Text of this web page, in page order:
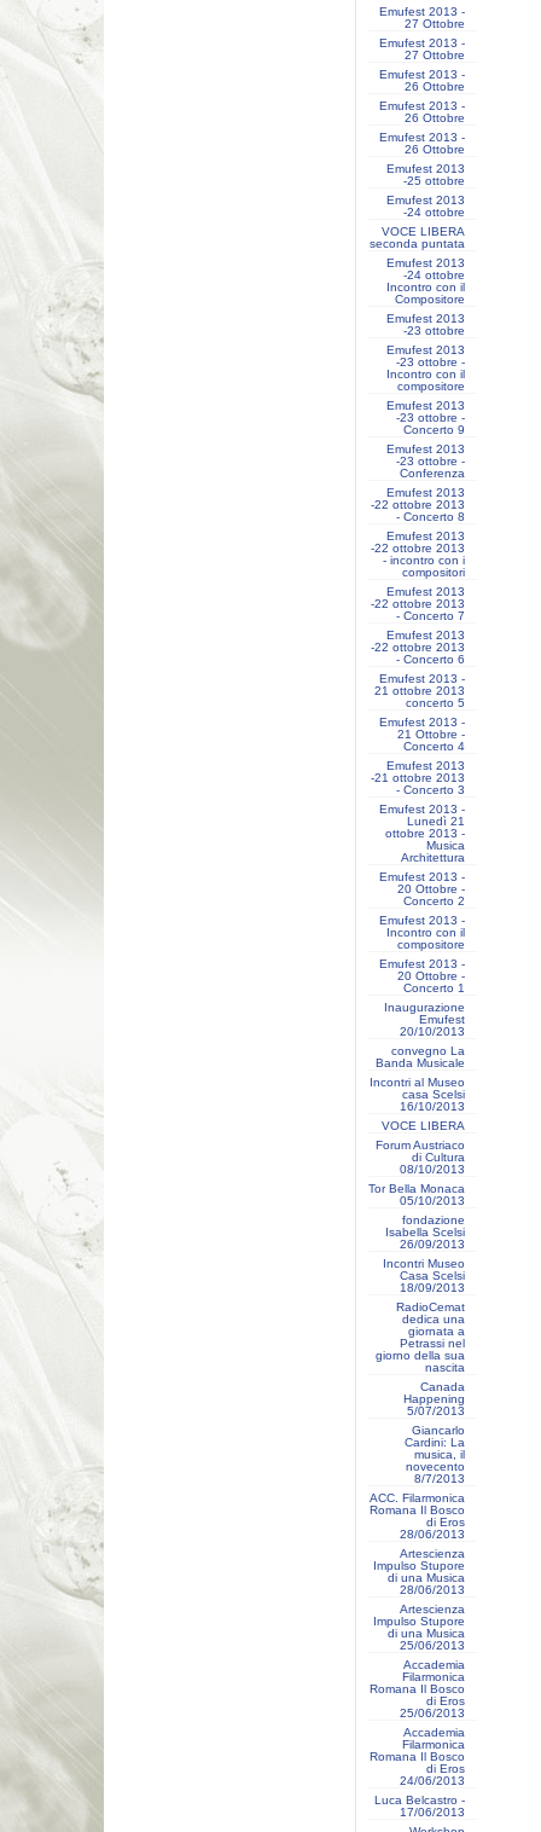
Emufest 2013 -
27 Ottobre
Emufest 2013 -
27 Ottobre
Emufest 2013 -
26 Ottobre
Emufest 2013 -
26 Ottobre
Emufest 2013 -
26 Ottobre
Emufest 2013
-25 ottobre
Emufest 2013
-24 ottobre
VOCE LIBERA
seconda puntata
Emufest 2013
-24 ottobre
Incontro con il
Compositore
Emufest 2013
-23 ottobre
Emufest 2013
-23 ottobre -
Incontro con il
compositore
Emufest 2013
-23 ottobre -
Concerto 9
Emufest 2013
-23 ottobre -
Conferenza
Emufest 2013
-22 ottobre 2013
- Concerto 8
Emufest 2013
-22 ottobre 2013
- incontro con i
compositori
Emufest 2013
-22 ottobre 2013
- Concerto 7
Emufest 2013
-22 ottobre 2013
- Concerto 6
Emufest 2013 -
21 ottobre 2013
concerto 5
Emufest 2013 -
21 Ottobre -
Concerto 4
Emufest 2013
-21 ottobre 2013
- Concerto 3
Emufest 2013 -
Lunedì 21
ottobre 2013 -
Musica
Architettura
Emufest 2013 -
20 Ottobre -
Concerto 2
Emufest 2013 -
Incontro con il
compositore
Emufest 2013 -
20 Ottobre -
Concerto 1
Inaugurazione
Emufest
20/10/2013
convegno La
Banda Musicale
Incontri al Museo
casa Scelsi
16/10/2013
VOCE LIBERA
Forum Austriaco
di Cultura
08/10/2013
Tor Bella Monaca
05/10/2013
fondazione
Isabella Scelsi
26/09/2013
Incontri Museo
Casa Scelsi
18/09/2013
RadioCemat
dedica una
giornata a
Petrassi nel
giorno della sua
nascita
Canada
Happening
5/07/2013
Giancarlo
Cardini: La
musica, il
novecento
8/7/2013
ACC. Filarmonica
Romana Il Bosco
di Eros
28/06/2013
Artescienza
Impulso Stupore
di una Musica
28/06/2013
Artescienza
Impulso Stupore
di una Musica
25/06/2013
Accademia
Filarmonica
Romana Il Bosco
di Eros
25/06/2013
Accademia
Filarmonica
Romana Il Bosco
di Eros
24/06/2013
Luca Belcastro -
17/06/2013